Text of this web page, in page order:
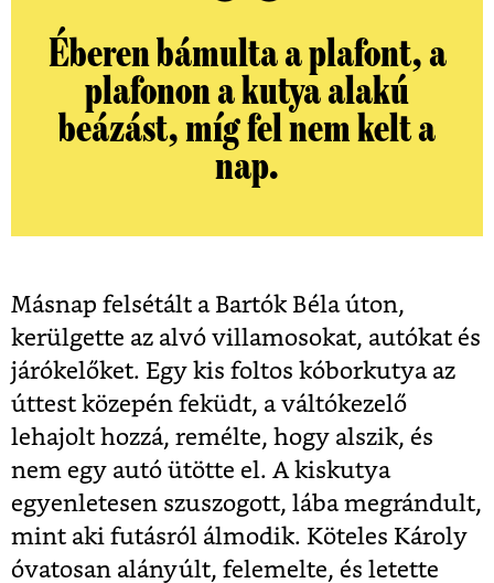
Éberen bámulta a plafont, a
plafonon a kutya alakú
beázást, míg fel nem kelt a
nap.
Másnap felsétált a Bartók Béla úton,
kerülgette az alvó villamosokat, autókat és
járókelőket. Egy kis foltos kóborkutya az
úttest közepén feküdt, a váltókezelő
lehajolt hozzá, remélte, hogy alszik, és
nem egy autó ütötte el. A kiskutya
egyenletesen szuszogott, lába megrándult,
mint aki futásról álmodik. Köteles Károly
óvatosan alányúlt, felemelte, és letette